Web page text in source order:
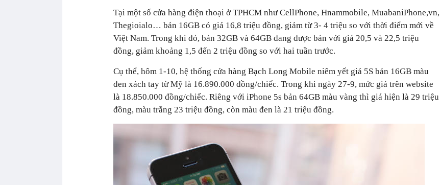
Tại một số cửa hàng điện thoại ở TPHCM như CellPhone, Hnammobile, MuabaniPhone,vn,
Thegioialo… bản 16GB có giá 16,8 triệu đồng, giảm từ 3- 4 triệu so với thời điểm mới về
Việt Nam. Trong khi đó, bản 32GB và 64GB đang được bán với giá 20,5 và 22,5 triệu
đồng, giảm khoảng 1,5 đến 2 triệu đồng so với hai tuần trước.
Cụ thể, hôm 1-10, hệ thống cửa hàng Bạch Long Mobile niêm yết giá 5S bản 16GB màu
đen xách tay từ Mỹ là 16.890.000 đồng/chiếc. Trong khi ngày 27-9, mức giá trên website
là 18.850.000 đồng/chiếc. Riêng với iPhone 5s bản 64GB màu vàng thì giá hiện là 29 triệu
đồng, màu trắng 23 triệu đồng, còn màu đen là 21 triệu đồng.